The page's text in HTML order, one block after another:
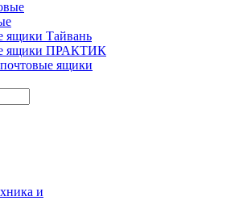
ящики Тайвань
ящики ПРАКТИК
ящики